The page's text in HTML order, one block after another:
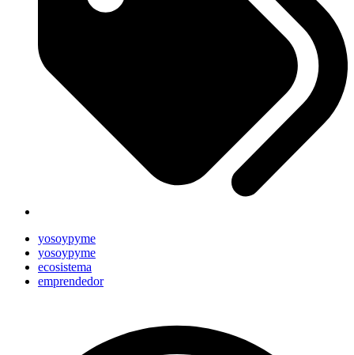
yosoypyme
yosoypyme
ecosistema
emprendedor